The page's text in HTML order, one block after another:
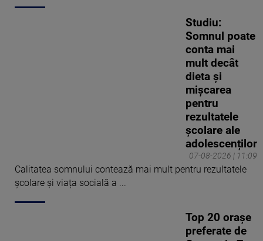
07-08-2026 | 11:09
Studiu:
Somnul poate
conta mai
mult decât
dieta și
mișcarea
pentru
rezultatele
școlare ale
adolescenților
Calitatea somnului contează mai mult pentru rezultatele
școlare și viața socială a ...
Top 20 orașe
preferate de